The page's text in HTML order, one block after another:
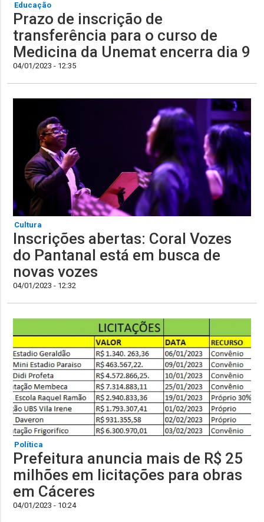
Educação
Prazo de inscrição de
transferência para o curso de
Medicina da Unemat encerra dia 9
04/01/2023 - 12:35
Cultura
Inscrições abertas: Coral Vozes
do Pantanal está em busca de
novas vozes
04/01/2023 - 12:32
Política
Prefeitura anuncia mais de R$ 25
milhões em licitações para obras
em Cáceres
04/01/2023 - 10:24